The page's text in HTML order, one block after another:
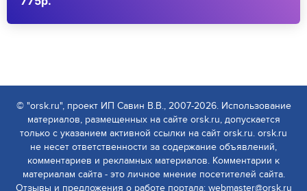
© "orsk.ru", проект ИП Савин В.В., 2007-2026. Использование
материалов, размещенных на сайте orsk.ru, допускается
только с указанием активной ссылки на сайт orsk.ru. orsk.ru
не несет ответственности за содержание объявлений,
комментариев и рекламных материалов. Комментарии к
материалам сайта - это личное мнение посетителей сайта.
Отзывы и предложения о работе портала: webmaster@orsk.ru